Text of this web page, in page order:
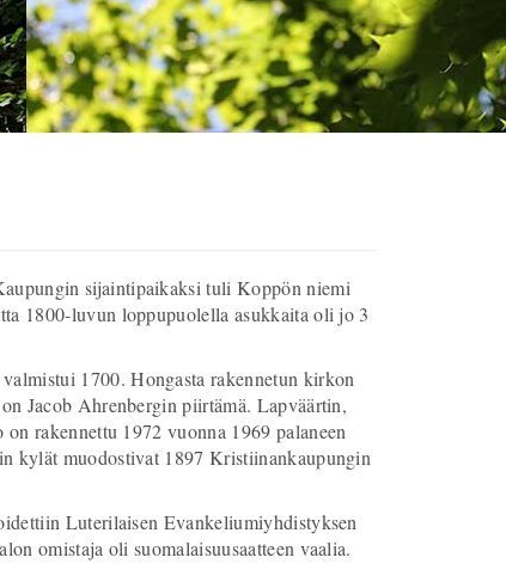
sijaintipaikaksi tuli Koppön niemi
1800-luvun loppupuolella asukkaita oli jo 3
1700. Hongasta rakennetun kirkon
Jacob Ahrenbergin piirtämä. Lapväärtin,
rakennettu 1972 vuonna 1969 palaneen
kylät muodostivat 1897 Kristiinankaupungin
Luterilaisen Evankeliumiyhdistyksen
omistaja oli suomalaisuusaatteen vaalia.